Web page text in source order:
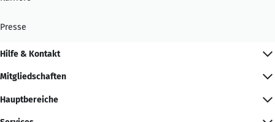
Presse
Hilfe & Kontakt
Mitgliedschaften
Hauptbereiche